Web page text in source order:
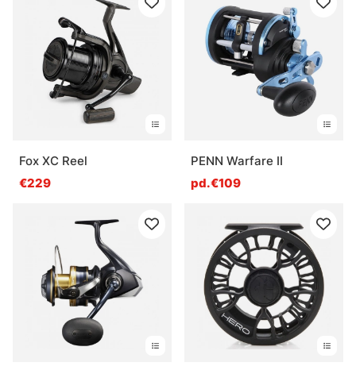
Fox XC Reel
€229
PENN Warfare II
pd.€109